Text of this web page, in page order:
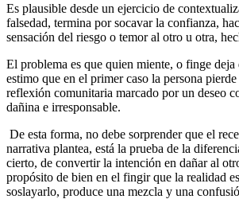
Es plausible desde un ejercicio de
falsedad, termina por socavar la confianza,
sensación del riesgo o temor al otro u otra,
El problema es que quien miente, o finge
estimo que en el primer caso la persona
reflexión comunitaria marcado por un deseo
dañina e irresponsable.
De esta forma, no debe sorprender que el
narrativa plantea, está la prueba de la
cierto, de convertir la intención en dañar al
propósito de bien en el fingir que la realidad
soslayarlo, produce una mezcla y una